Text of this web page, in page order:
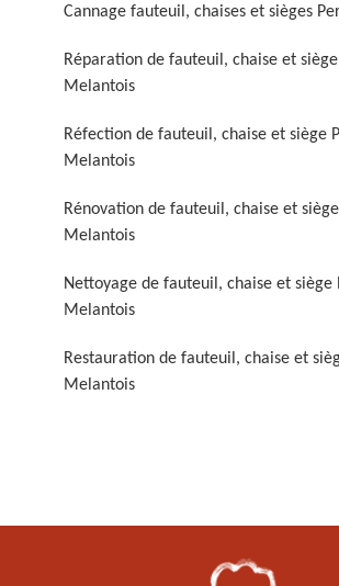
Rénovation de fauteuil,
Restauration de fauteuil,
chaise et siège 59
Cannage fauteuil, chaises et sièges
Réparation de fauteuil, chaise et
Melantois
Réfection de fauteuil, chaise et siège
Melantois
Rénovation de fauteuil, chaise et
Melantois
Nettoyage de fauteuil, chaise et siège
Melantois
Restauration de fauteuil, chaise et
Melantois